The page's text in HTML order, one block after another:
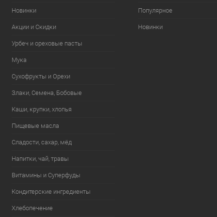
Новинки
Акции и Скидки
Урбеч и ореховые пасты
Мука
Сухофрукты и Орехи
Злаки, Семена, Бобовые
Каши, крупки, хлопья
Пищевые масла
Сладости, сахар, мёд
Напитки, чай, травы
Витамины и Суперфуды
Кондитерские ингредиенты
Хлебопечение
Популярное
Новинки